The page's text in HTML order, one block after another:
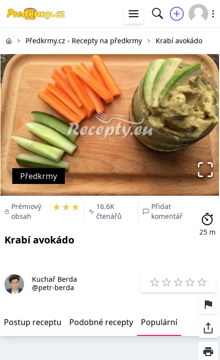
Předkrmy.cz - Recepty na předkrmy Krabí avokádo
Předkrmy
Prémiový
obsah
★★★
16.6K
čtenářů
Přidat
komentář
Krabí avokádo
25 m
Kuchař Berda
@petr-berda
1 Star
2 Stars
3 Stars
4 5
Postup receptu Podobné recepty Populární